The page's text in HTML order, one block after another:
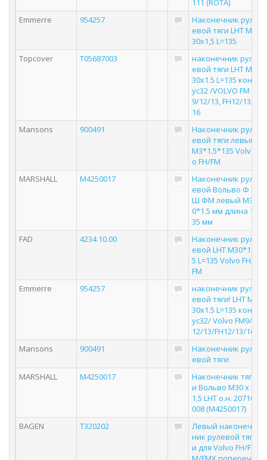
111 (ROTA)
Emmerre
954257
Наконечник рул
евой тяги LHT M
30x1,5 L=135
Topcover
T05687003
наконечник рул
евой тяги LHT M
30x1.5 L=135 кон
ус32 /VOLVO FM
9/12/13, FH12/13/
16
Mansons
900491
Наконечник рул
евой тяги левый
M3*1.5*135 Volv
o FH/FM
MARSHALL
M4250017
Наконечник рул
евой Вольво Ф
Ш ФМ левый M3
0*1.5 мм длина 1
35 мм
FAD
4234.10.00
Наконечник рул
евой LHT M30*1.
5 L=135 Volvo FH/
FM
Emmerre
954257
наконечник рул
евой тяги! LHT M
30x1.5 L=135 кон
ус32/ Volvo FM9/
12/13/FH12/13/16
Mansons
900491
Наконечник рул
евой тяги
MARSHALL
M4250017
Наконечник тяг
и Вольво M30 x
1,5 LHT о.н. 20710
008 (M4250017)
BAGEN
T320202
Левый наконеч
ник рулевой тяг
и для Volvo FH/F